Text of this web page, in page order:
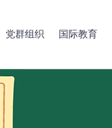
党群组织 国际教育